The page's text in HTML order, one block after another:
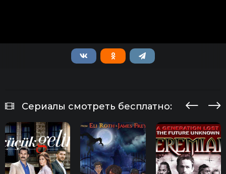
Сериалы смотреть бесплатно: